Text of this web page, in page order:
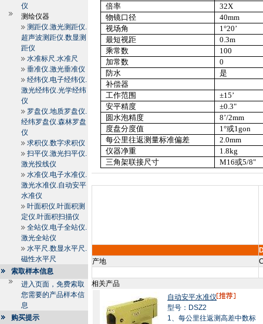
仪
测绘仪器
测距仪.激光测距仪.
超声波测距仪.数显测
距仪
水准标尺.水准尺
垂准仪.激光垂准仪
经纬仪.电子经纬仪.
激光经纬仪.光学经纬
仪
罗盘仪.地质罗盘仪.
经纬罗盘仪.森林罗盘
仪
求积仪.数字求积仪
扫平仪.激光扫平仪.
激光投线仪
水准仪.电子水准仪.
激光水准仪.自动安平
水准仪
叶面积仪.叶面积测
定仪.叶面积扫描仪
全站仪.电子全站仪.
激光全站仪
水平尺.数显水平尺.
磁性水平尺
索取样本信息
进入页面，免费索取
您需要的产品样本信
息
购买提示
倍率
32X
物镜口径
40mm
视场角
1°20’
最短视距
0.3m
乘常数
100
加常数
0
防水
是
补偿器
工作范围
±15’
安平精度
±0.3"
圆水泡精度
8’/2mm
度盘分度值
1°或1gon
每公里往返测量标准偏差
2.0mm
仪器净重
1.8kg
三角架联接尺寸
M16或5/8"
产地
相关产品
自动安平水准仪
型号：DSZ2
1、每公里往返测高差中数标